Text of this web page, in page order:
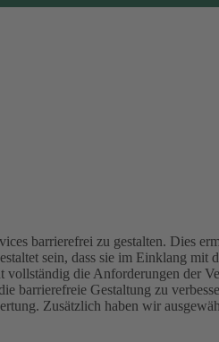
barrierefrei zu gestalten. Dies
sein, dass sie im Einklang mit
die Anforderungen der
barrierefreie Gestaltung zu
Zusätzlich haben wir